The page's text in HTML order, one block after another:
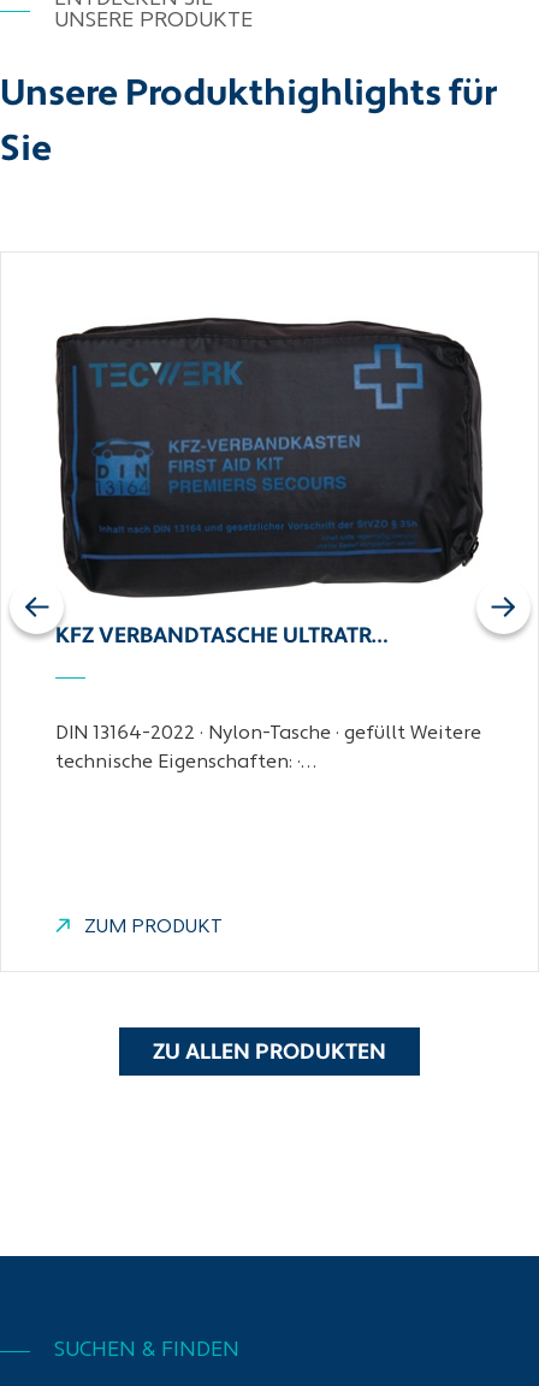
UNSERE PRODUKTE
Unsere Produkthighlights für
Sie
KFZ VERBANDTASCHE ULTRATR…
DIN 13164-2022 · Nylon-Tasche · gefüllt Weitere
technische Eigenschaften: ·…
ZUM PRODUKT
Previous Next
ZU ALLEN PRODUKTEN
SUCHEN & FINDEN